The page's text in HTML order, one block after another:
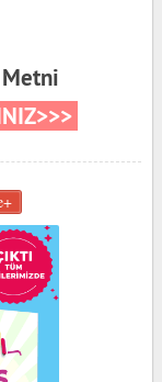
Metni